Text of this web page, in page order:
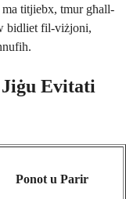
titjiebx, tmur għall-
bidliet fil-viżjoni,
Evitati
Ponot u Parir